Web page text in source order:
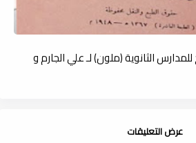
الثانوية (ملون) لـ علي الجارم و
عرض التعليقات